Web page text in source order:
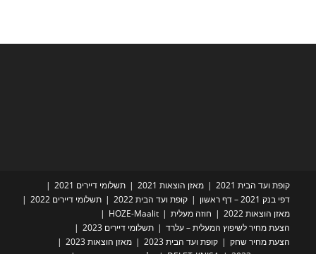
קופת ועד הבית 2021 מאזן הוצאות 2021
תשלומי דיירים 2021
דפי בנק 2021 – דף ראשון
קופת ועד הבית 2022
תשלומי דיירים 2022
מאזן הוצאות 2022
חוזה מעלית
HOZE-Maalit
הצעת מחיר לשיפוץ המעלית – עלרד
תשלומי דיירים 2023
הצעת מחיר שחק
קופת ועד הבית 2023
מאזן הוצאות 2023